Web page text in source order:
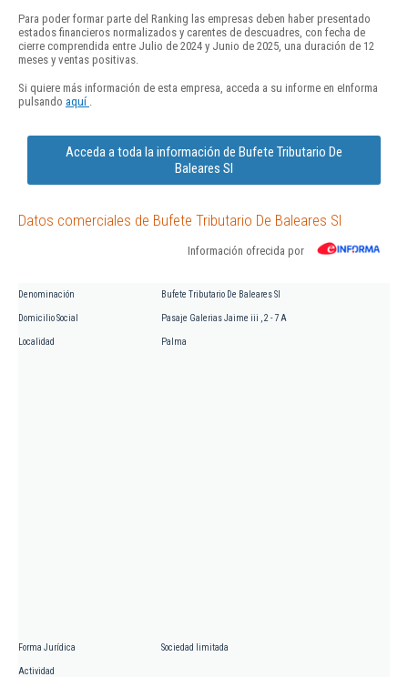
Para poder formar parte del Ranking las empresas deben haber presentado
estados financieros normalizados y carentes de descuadres, con fecha de
cierre comprendida entre Julio de 2024 y Junio de 2025, una duración de 12
meses y ventas positivas.
Si quiere más información de esta empresa, acceda a su informe en eInforma
pulsando aquí
Acceda a toda la información de Bufete Tributario De
Baleares Sl
Datos comerciales de Bufete Tributario De Baleares Sl
Información ofrecida por
Denominación Bufete Tributario De Baleares Sl
Domicilio Social Pasaje Galerias Jaime iii , 2 - 7 A
Localidad Palma
Forma Jurídica Sociedad limitada
Actividad